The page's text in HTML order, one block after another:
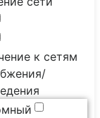
к сетям